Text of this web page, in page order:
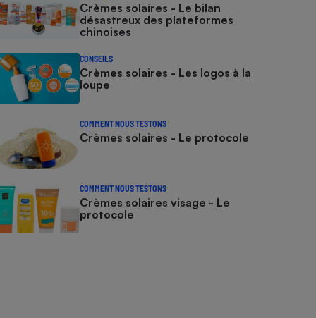
Crèmes solaires - Le bilan
désastreux des plateformes
chinoises
CONSEILS
Crèmes solaires - Les logos à la
loupe
COMMENT NOUS TESTONS
Crèmes solaires - Le protocole
COMMENT NOUS TESTONS
Crèmes solaires visage - Le
protocole